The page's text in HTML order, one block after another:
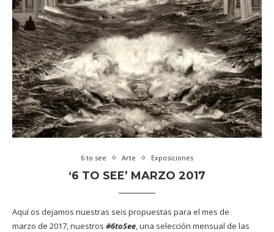
6 to see Arte Exposiciones
‘6 TO SEE’ MARZO 2017
Aquí os dejamos nuestras seis propuestas para el mes de
marzo de 2017, nuestros #6toSee, una selección mensual de las